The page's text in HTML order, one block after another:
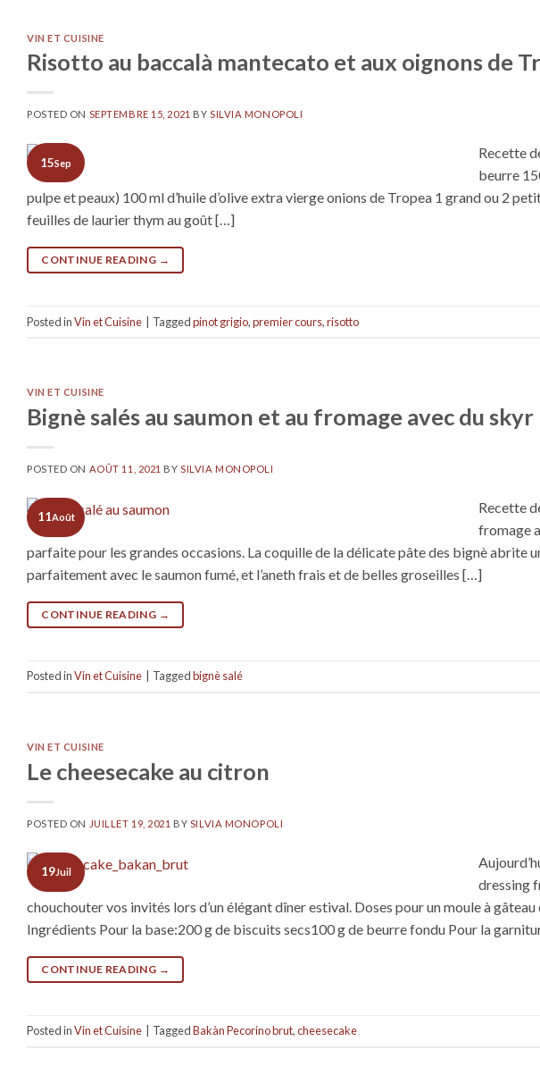
VIN ET CUISINE
Risotto au baccalà mantecato et aux oignons de
POSTED ON SEPTEMBRE 15, 2021 BY SILVIA MONOPOLI
15Sep
Recette
beurre
pulpe et peaux) 100 ml d’huile d’olive extra vierge onions de Tropea 1 grand ou 2
feuilles de laurier thym au goût […]
CONTINUE READING →
Posted inVin et Cuisine Taggedpinot grigio,premier cours,risotto
VIN ET CUISINE
Bignè salés au saumon et au fromage avec du skyr
POSTED ON AOÛT 11, 2021 BYSILVIA MONOPOLI
11Août
Recette
fromage
parfaite pour les grandes occasions. La coquille de la délicate pâte des bignè abrite
parfaitement avec le saumon fumé, et l’aneth frais et de belles groseilles […]
CONTINUE READING →
Posted inVin et Cuisine Taggedbignè salé
VIN ET CUISINE
Le cheesecake au citron
POSTED ON JUILLET 19, 2021 BY SILVIA MONOPOLI
19Juil
dressing
chouchouter vos invités lors d’un élégant dîner estival. Doses pour un moule à
Ingrédients Pour la base:200 g de biscuits secs100 g de beurre fondu Pour la
CONTINUE READING →
Posted inVin et Cuisine TaggedBakàn Pecorino brut,cheesecake